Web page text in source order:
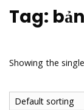
Tag:
Showing the